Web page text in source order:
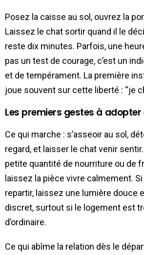
Posez la caisse au sol, ouvrez la
Laissez le chat sortir quand il le
reste dix minutes. Parfois, une
pas un test de courage, c’est un
et de tempérament. La première
joue souvent sur cette liberté : “je
Les premiers gestes à
Ce qui marche : s’asseoir au sol,
regard, et laisser le chat venir
petite quantité de nourriture ou de
laissez la pièce vivre calmement.
repartir, laissez une lumière douce
discret, surtout si le logement est
d’ordinaire.
Ce qui abîme la relation dès le